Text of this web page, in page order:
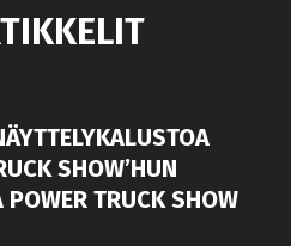
SHOW’HUN
POWER TRUCK SHOW